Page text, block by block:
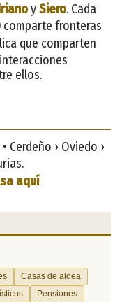
ySiero. Cada
fronteras
que comparten
ellos.
Cerdeño › Oviedo ›
aquí